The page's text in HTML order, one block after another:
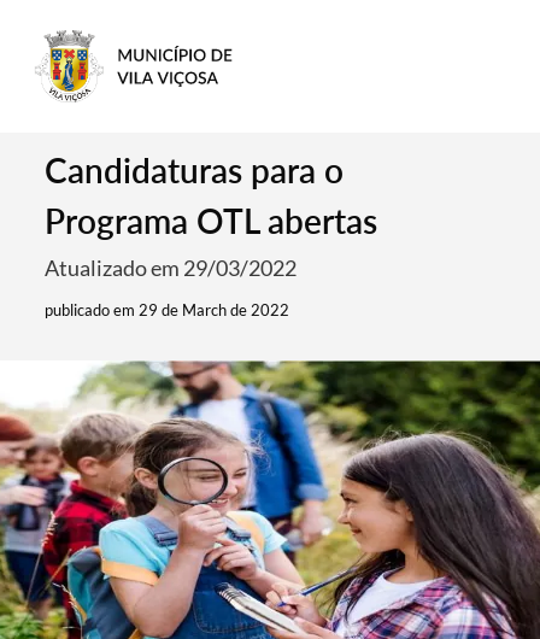
Candidaturas para o
Programa OTL abertas
Atualizado em 29/03/2022
publicado em 29 de March de 2022